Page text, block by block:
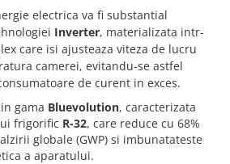
electrica va fi substantial
Inverter, materializata intr-
care isi ajusteaza viteza de lucru
camerei, evitandu-se astfel
de curent in exces.
gama Bluevolution, caracterizata
frigorific R-32, care reduce cu 68%
globale (GWP) si imbunatateste
a aparatului.